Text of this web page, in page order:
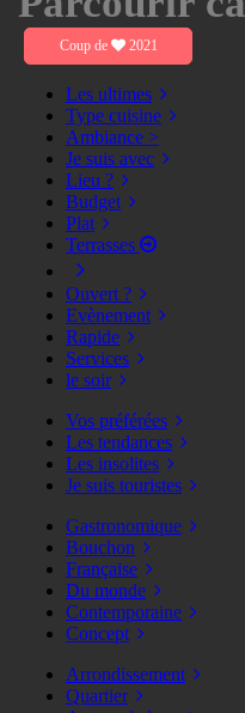
Coup de 2021
Les ultimes
Type cuisine
Ambiance >
Je suis avec
Lieu ?
Budget
Plat
Terrasses
Ouvert ?
Evènement
Rapide
Services
le soir
Vos préférées
Les tendances
Les insolites
Je suis touristes
Gastronomique
Bouchon
Française
Du monde
Contemporaine
Concept
Arrondissement
Quartier